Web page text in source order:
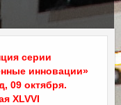
серии
инновации»
09 октября.
XLVVI